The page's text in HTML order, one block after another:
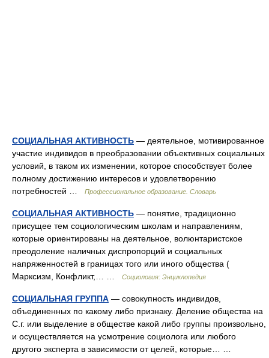
СОЦИАЛЬНАЯ АКТИВНОСТЬ — деятельное, мотивированное
участие индивидов в преобразовании объективных социальных
условий, в таком их изменении, которое способствует более
полному достижению интересов и удовлетворению
потребностей …
Профессиональное образование. Словарь
СОЦИАЛЬНАЯ АКТИВНОСТЬ — понятие, традиционно
присущее тем социологическим школам и направлениям,
которые ориентированы на деятельное, волюнтаристское
преодоление наличных диспропорций и социальных
напряженностей в границах того или иного общества (
Марксизм, Конфликт,… …
Социология: Энциклопедия
СОЦИАЛЬНАЯ ГРУППА — совокупность индивидов,
объединенных по какому либо признаку. Деление общества на
С.г. или выделение в обществе какой либо группы произвольно,
и осуществляется на усмотрение социолога или любого
другого эксперта в зависимости от целей, которые… …